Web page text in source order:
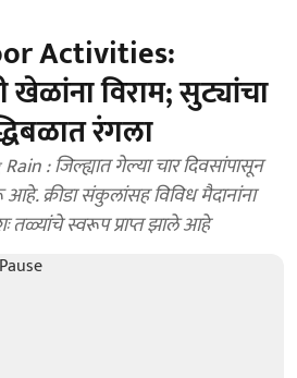
Activities:
विराम; सुट्यांचा
रंगला
: जिल्ह्यात गेल्या चार दिवसांपासून
आहे. क्रीडा संकुलांसह विविध मैदानांना
तळ्यांचे स्वरूप प्राप्त झाले आहे